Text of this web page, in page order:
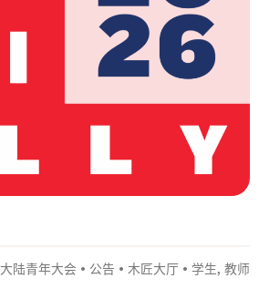
大陆青年大会 • 公告 • 木匠大厅 • 学生, 教师